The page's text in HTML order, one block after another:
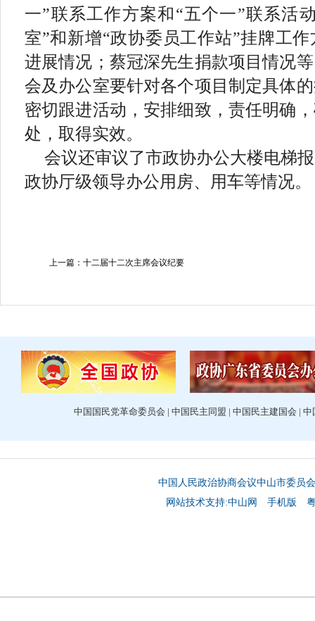
一”联系工作方案和“五个一”联系活
室”和新增“政协委员工作站”挂牌工
进展情况；蔡冠深先生捐款项目情况
会及办公室要针对各个项目制定具体
密切跟进活动，安排细致，责任明确
处，取得实效。
会议还审议了市政协办公大楼电梯
政协厅级领导办公用房、用车等情况。
上一篇：十二届十二次主席会议纪要
中国国民党革命委员会 | 中国民主同盟 | 中国民主建国会 | 中
中国人民政治协商会议中山市委员
网站技术支持:中山网
手机版